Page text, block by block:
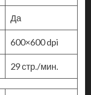
Да
600×600 dpi
29 стр./мин.